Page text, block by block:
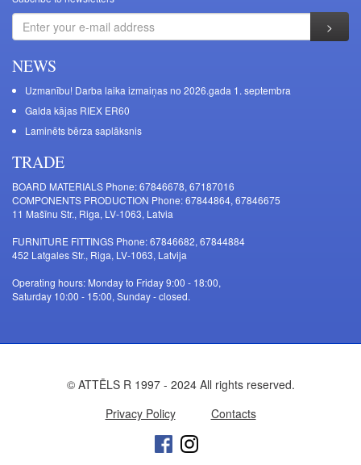
NEWS
Uzmanību! Darba laika izmaiņas no 2026.gada 1. septembra
Galda kājas RIEX ER60
Laminēts bērza saplāksnis
TRADE
BOARD MATERIALS Phone: 67846678, 67187016
COMPONENTS PRODUCTION Phone: 67844864, 67846675
11 Mašīnu Str., Riga, LV-1063, Latvia
FURNITURE FITTINGS Phone: 67846682, 67844884
452 Latgales Str., Riga, LV-1063, Latvija
Operating hours: Monday to Friday 9:00 - 18:00,
Saturday 10:00 - 15:00, Sunday - closed.
© ATTĒLS R 1997 - 2024 All rights reserved.
Privacy Policy
Contacts